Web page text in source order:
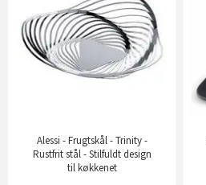
Alessi - Frugtskål - Trinity -
Rustfrit stål - Stilfuldt design
til køkkenet